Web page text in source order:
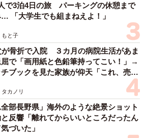
で3泊4日の旅 パーキングの休憩まで
「大学生でも組まねえよ！」
もと子
が骨折で入院 ３カ月の病院生活があま
屈で「画用紙と色鉛筆持ってこい！」→
チブックを見た家族が仰天「これ、売れ
カノリ
全部長野県」海外のような絶景ショット
反響「離れてからいいところだったん
づいた」